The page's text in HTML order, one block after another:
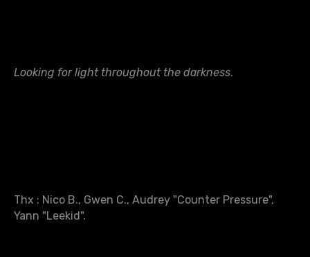
Looking for light throughout the darkness.
Thx : Nico B., Gwen C., Audrey "Counter Pressure",
Yann "Leekid".